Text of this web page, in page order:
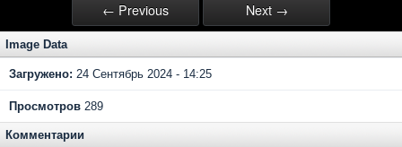
← Previous Next →
Image Data
Загружено: 24 Сентябрь 2024 - 14:25
Просмотров 289
Комментарии